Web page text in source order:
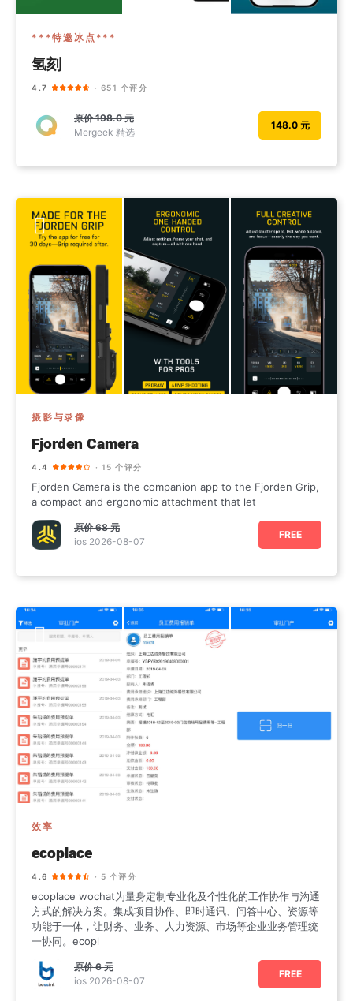
***特邀冰点***
氢刻
4.7 · 651 个评分
原价198.0 元
Mergeek 精选
148.0 元
摄影与录像
Fjorden Camera
4.4 · 15 个评分
Fjorden Camera is the companion app to the Fjorden Grip,
a compact and ergonomic attachment that let
原价68 元
ios 2026-08-07
FREE
效率
ecoplace
4.6 · 5 个评分
ecoplace wochat为量身定制专业化及个性化的工作协作与沟通
方式的解决方案。集成项目协作、即时通讯、问答中心、资源等
功能于一体，让财务、业务、人力资源、市场等企业业务管理统
一协同。ecopl
原价6 元
ios 2026-08-07
FREE